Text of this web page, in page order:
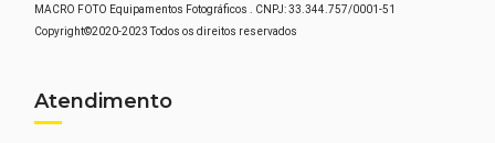
MACRO FOTO Equipamentos Fotográficos . CNPJ: 33.344.757/0001-51
Copyright©2020-2023 Todos os direitos reservados
Atendimento